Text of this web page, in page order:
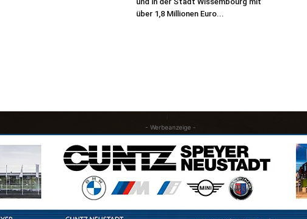
über 1,8 Millionen Euro...
- Werbeanzeige -